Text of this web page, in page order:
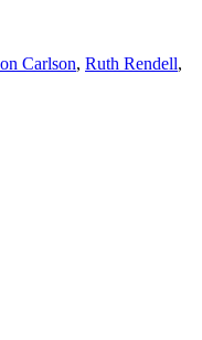
Carlson, Ruth Rendell,